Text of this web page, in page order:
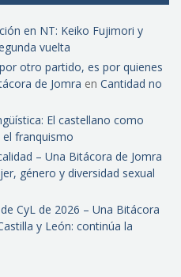
en NT: Keiko Fujimori y
vuelta
otro partido, es por quienes
de Jomra en Cantidad no
El castellano como
franquismo
– Una Bitácora de Jomra
género y diversidad sexual
CyL de 2026 – Una Bitácora
y León: continúa la